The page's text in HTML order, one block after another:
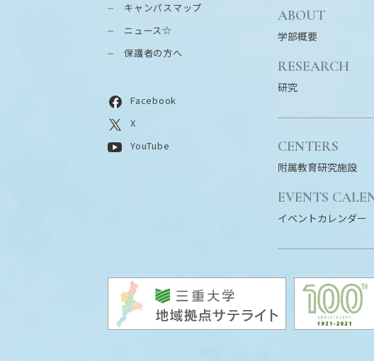
キャンパスマップ
ニュース☆
保護者の方へ
Facebook
X
YouTube
ABOUT
学部概要
RESEARCH
研究
CENTERS
附属教育研究施設
EVENTS
イベントカレンダー